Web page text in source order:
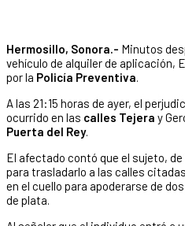
Hermosillo, Sonora.- Minutos
vehículo de alquiler de aplicación,
por la Policía Preventiva.
A las 21:15 horas de ayer, el
ocurrido en las calles Tejera y
Puerta del Rey.
El afectado contó que el sujeto,
para trasladarlo a las calles
en el cuello para apoderarse de
de plata.